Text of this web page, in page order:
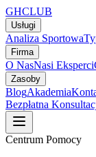
GHCLUB
Usługi
Analiza Sportowa
Firma
O NasNasi Eksperci
Zasoby
BlogAkademia
Bezpłatna
Centrum Pomocy